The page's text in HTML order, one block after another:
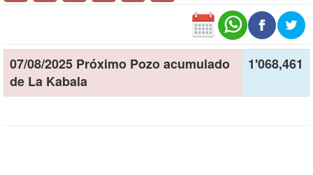
07/08/2025 Próximo Pozo acumulado
de La Kabala
1'068,461